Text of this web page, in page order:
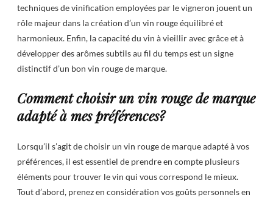
techniques de vinification employées par le vigneron jouent un
rôle majeur dans la création d’un vin rouge équilibré et
harmonieux. Enfin, la capacité du vin à vieillir avec grâce et à
développer des arômes subtils au fil du temps est un signe
distinctif d’un bon vin rouge de marque.
Comment choisir un vin rouge de marque
adapté à mes préférences?
Lorsqu’il s’agit de choisir un vin rouge de marque adapté à vos
préférences, il est essentiel de prendre en compte plusieurs
éléments pour trouver le vin qui vous correspond le mieux.
Tout d’abord, prenez en considération vos goûts personnels en